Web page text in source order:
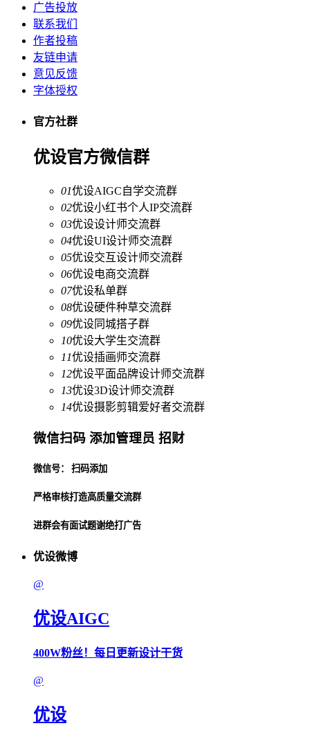
广告投放
联系我们
作者投稿
友链申请
意见反馈
字体授权
官方社群
优设官方微信群
01优设AIGC自学交流群
02优设小红书个人IP交流群
03优设设计师交流群
04优设UI设计师交流群
05优设交互设计师交流群
06优设电商交流群
07优设私单群
08优设硬件种草交流群
09优设同城搭子群
10优设大学生交流群
11优设插画师交流群
12优设平面品牌设计师交流群
13优设3D设计师交流群
14优设摄影剪辑爱好者交流群
微信扫码 添加管理员 招财
微信号： 扫码添加
严格审核打造高质量交流群
进群会有面试题谢绝打广告
优设微博
@
优设AIGC
400W粉丝！每日更新设计干货
@
优设